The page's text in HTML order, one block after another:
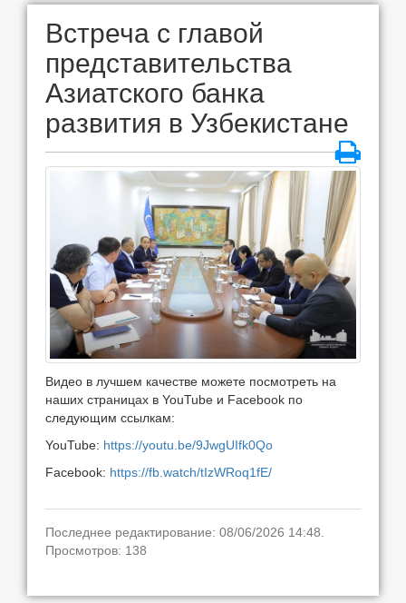
Встреча с главой
представительства
Азиатского банка
развития в Узбекистане
Видео в лучшем качестве можете посмотреть на
наших страницах в YouTube и Facebook по
следующим ссылкам:
YouTube: https://youtu.be/9JwgUIfk0Qo
Facebook: https://fb.watch/tIzWRoq1fE/
Последнее редактирование: 08/06/2026 14:48.
Просмотров: 138